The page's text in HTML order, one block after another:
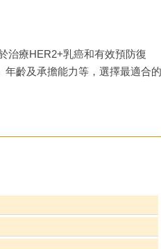
治療HER2+乳癌和有效預防復
齡及承擔能力等，選擇最適合的